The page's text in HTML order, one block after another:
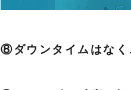
⑧ダウンタイムはなく